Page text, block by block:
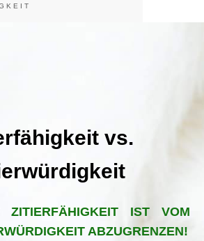
vs.
ZITIERFÄHIGKEIT IST VOM
ABZUGRENZEN!